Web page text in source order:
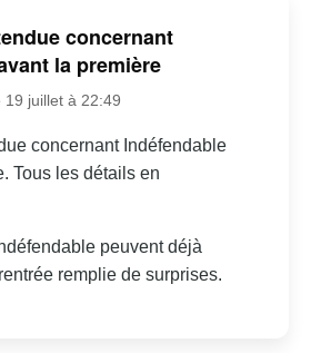
concernant
la première
19 juillet à 22:49
concernant Indéfendable
Tous les détails en
peuvent déjà
remplie de surprises.